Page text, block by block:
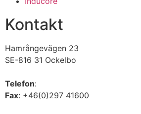
Kontakt
Hamrångevägen 23
SE-816 31 Ockelbo
Telefon:
Fax: +46(0)297 41600